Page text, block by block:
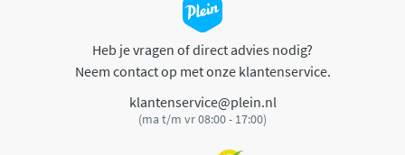
Heb je vragen of direct advies nodig?
Neem contact op met onze klantenservice.
klantenservice@plein.nl
(ma t/m vr 08:00 - 17:00)